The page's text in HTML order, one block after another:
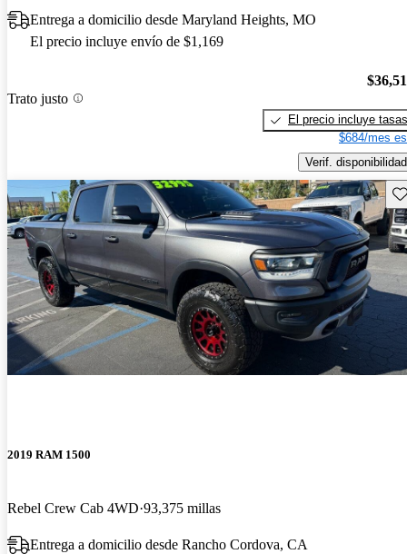
Entrega a domicilio desde Maryland Heights, MO
El precio incluye envío de $1,169
Trato justo
El precio incluye tasas
$684/mes
Verif. disponibilidad
2019 RAM 1500
Rebel Crew Cab 4WD 93,375 millas
Entrega a domicilio desde Rancho Cordova, CA